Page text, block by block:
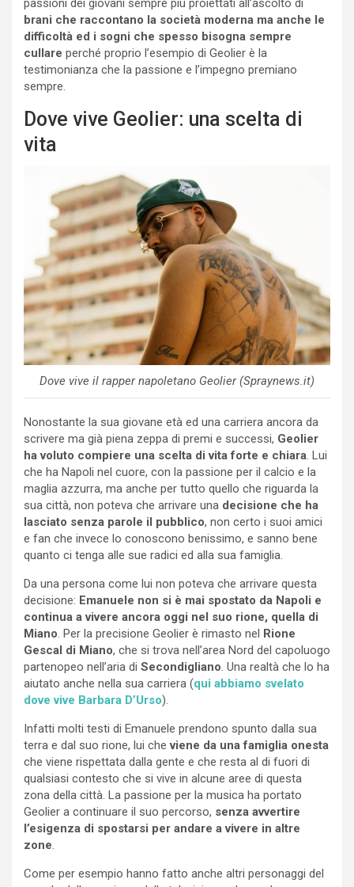
passioni dei giovani sempre più proiettati all’ascolto di
brani che raccontano la società moderna ma anche le
difficoltà ed i sogni che spesso bisogna sempre
cullare perché proprio l’esempio di Geolier è la
testimonianza che la passione e l’impegno premiano
sempre.
Dove vive Geolier: una scelta di
vita
Dove vive il rapper napoletano Geolier (Spraynews.it)
Nonostante la sua giovane età ed una carriera ancora da
scrivere ma già piena zeppa di premi e successi, Geolier
ha voluto compiere una scelta di vita forte e chiara. Lui
che ha Napoli nel cuore, con la passione per il calcio e la
maglia azzurra, ma anche per tutto quello che riguarda la
sua città, non poteva che arrivare una decisione che ha
lasciato senza parole il pubblico, non certo i suoi amici
e fan che invece lo conoscono benissimo, e sanno bene
quanto ci tenga alle sue radici ed alla sua famiglia.
Da una persona come lui non poteva che arrivare questa
decisione: Emanuele non si è mai spostato da Napoli e
continua a vivere ancora oggi nel suo rione, quella di
Miano. Per la precisione Geolier è rimasto nel Rione
Gescal di Miano, che si trova nell’area Nord del capoluogo
partenopeo nell’aria di Secondigliano. Una realtà che lo ha
aiutato anche nella sua carriera (qui abbiamo svelato
dove vive Barbara D’Urso).
Infatti molti testi di Emanuele prendono spunto dalla sua
terra e dal suo rione, lui che viene da una famiglia onesta
che viene rispettata dalla gente e che resta al di fuori di
qualsiasi contesto che si vive in alcune aree di questa
zona della città. La passione per la musica ha portato
Geolier a continuare il suo percorso, senza avvertire
l’esigenza di spostarsi per andare a vivere in altre
zone.
Come per esempio hanno fatto anche altri personaggi del